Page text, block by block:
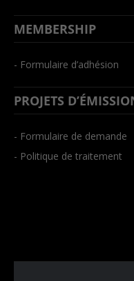
MEMBERSHIP
- Formulaire d’adhésion
PROJETS
- Formulaire de demande
- Politique de traitement